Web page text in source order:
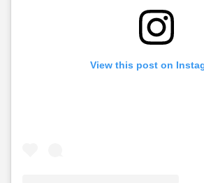
View this post on